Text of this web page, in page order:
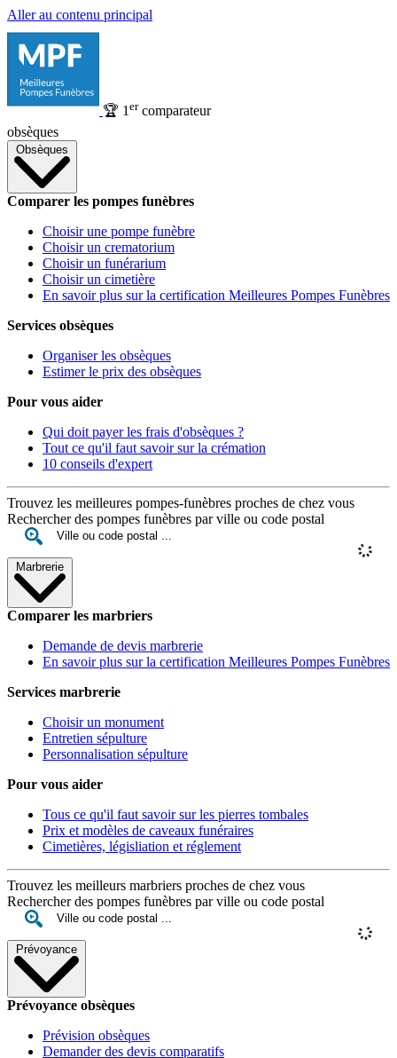
Aller au contenu principal
🏆 1 ercomparateur
obsèques
Obsèques
Comparer les pompes funèbres
Choisir une pompe funèbre
Choisir un crematorium
Choisir un funérarium
Choisir un cimetière
En savoir plus sur la certification Meilleures Pompes Funèbres
Services obsèques
Organiser les obsèques
Estimer le prix des obsèques
Pour vous aider
Qui doit payer les frais d'obsèques ?
Tout ce qu'il faut savoir sur la crémation
10 conseils d'expert
Trouvez les meilleures pompes-funèbres proches de chez vous
Rechercher des pompes funèbres par ville ou code postal
Marbrerie
Comparer les marbriers
Demande de devis marbrerie
En savoir plus sur la certification Meilleures Pompes Funèbres
Services marbrerie
Choisir un monument
Entretien sépulture
Personnalisation sépulture
Pour vous aider
Tous ce qu'il faut savoir sur les pierres tombales
Prix et modèles de caveaux funéraires
Cimetières, législiation et réglement
Trouvez les meilleurs marbriers proches de chez vous
Rechercher des pompes funèbres par ville ou code postal
Prévoyance
Prévoyance obsèques
Prévision obsèques
Demander des devis comparatifs